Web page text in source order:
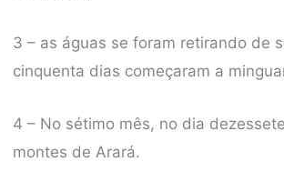
3 – as águas se foram retirando de
cinquenta dias começaram a
4 – No sétimo mês, no dia
montes de Arará.